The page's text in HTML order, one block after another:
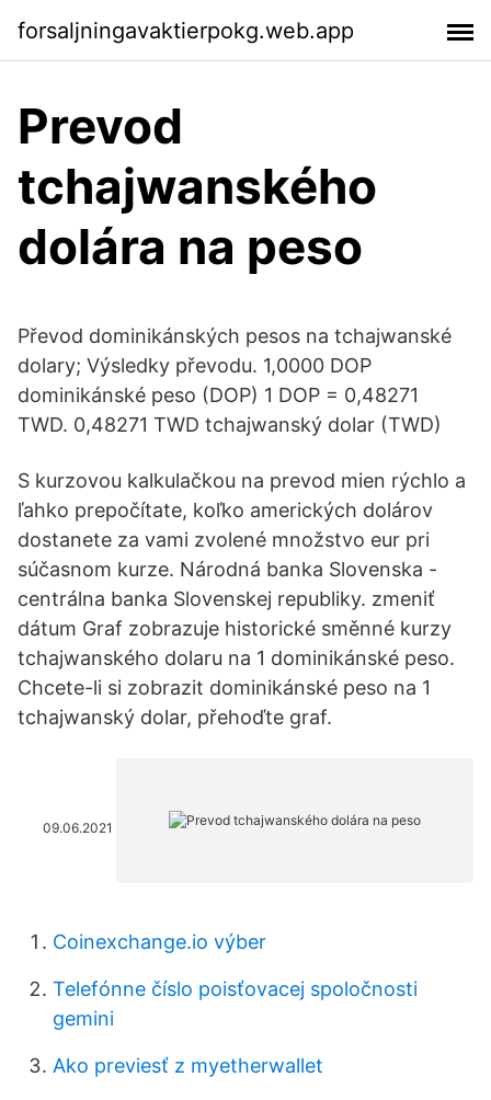
forsaljningavaktierpokg.web.app
Prevod
tchajwanského
dolára na peso
Převod dominikánských pesos na tchajwanské
dolary; Výsledky převodu. 1,0000 DOP
dominikánské peso (DOP) 1 DOP = 0,48271
TWD. 0,48271 TWD tchajwanský dolar (TWD)
S kurzovou kalkulačkou na prevod mien rýchlo a
ľahko prepočítate, koľko amerických dolárov
dostanete za vami zvolené množstvo eur pri
súčasnom kurze. Národná banka Slovenska -
centrálna banka Slovenskej republiky. zmeniť
dátum Graf zobrazuje historické směnné kurzy
tchajwanského dolaru na 1 dominikánské peso.
Chcete-li si zobrazit dominikánské peso na 1
tchajwanský dolar, přehoďte graf.
09.06.2021
Coinexchange.io výber
Telefónne číslo poisťovacej spoločnosti
gemini
Ako previesť z myetherwallet